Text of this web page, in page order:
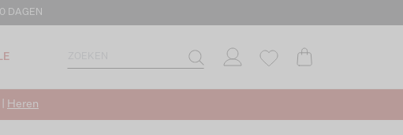
DAGEN
Heren